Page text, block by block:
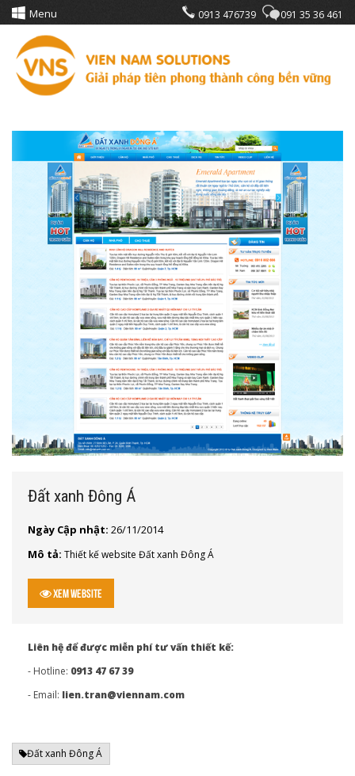
Menu 0913 476739 091 35 36 461
Đất xanh Đông Á
Ngày Cập nhật: 26/11/2014
Mô tả: Thiết kế website Đất xanh Đông Á
Xem Website
Liên hệ để được miễn phí tư vấn thiết kế:
- Hotline: 0913 47 67 39
- Email: lien.tran@viennam.com
Đất xanh Đông Á